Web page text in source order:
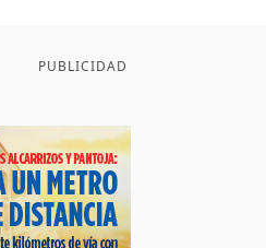
PUBLICIDAD